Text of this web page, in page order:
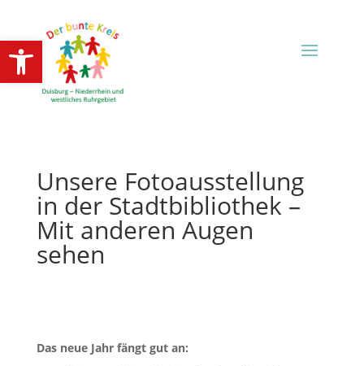
Open toolbar
Unsere Fotoausstellung
in der Stadtbibliothek –
Mit anderen Augen
sehen
Das neue Jahr fängt gut an: